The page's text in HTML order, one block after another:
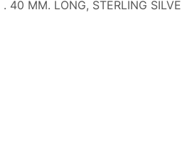
. 40 MM. LONG, STERLING